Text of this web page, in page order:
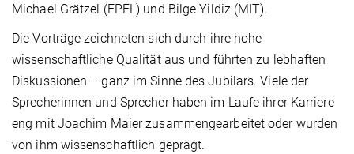
Michael Grätzel (EPFL) und Bilge Yildiz (MIT).
Die Vorträge zeichneten sich durch ihre hohe
wissenschaftliche Qualität aus und führten zu lebhaften
Diskussionen – ganz im Sinne des Jubilars. Viele der
Sprecherinnen und Sprecher haben im Laufe ihrer Karriere
eng mit Joachim Maier zusammengearbeitet oder wurden
von ihm wissenschaftlich geprägt.